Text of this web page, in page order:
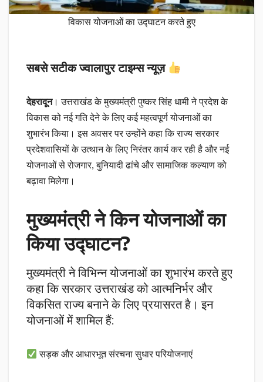
विकास योजनाओं का उद्घाटन करते हुए
सबसे सटीक ज्वालापुर टाइम्स न्यूज़
देहरादून। उत्तराखंड के मुख्यमंत्री पुष्कर सिंह धामी ने प्रदेश के
विकास को नई गति देने के लिए कई महत्वपूर्ण योजनाओं का
शुभारंभ किया। इस अवसर पर उन्होंने कहा कि राज्य सरकार
प्रदेशवासियों के उत्थान के लिए निरंतर कार्य कर रही है और नई
योजनाओं से रोजगार, बुनियादी ढांचे और सामाजिक कल्याण को
बढ़ावा मिलेगा।
मुख्यमंत्री ने किन योजनाओं का
किया उद्घाटन?
मुख्यमंत्री ने विभिन्न योजनाओं का शुभारंभ करते हुए
कहा कि सरकार उत्तराखंड को आत्मनिर्भर और
विकसित राज्य बनाने के लिए प्रयासरत है। इन
योजनाओं में शामिल हैं:
सड़क और आधारभूत संरचना सुधार परियोजनाएं